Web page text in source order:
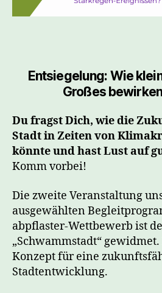
Entsiegelung: Wie
Großes
Du fragst Dich, wie die
Stadt in Zeiten von
könnte und hast Lust auf
Komm vorbei!
Die zweite Veranstaltung
ausgewählten
abpflaster-Wettbewerb ist
„Schwammstadt“
Konzept für eine
Stadtentwicklung.